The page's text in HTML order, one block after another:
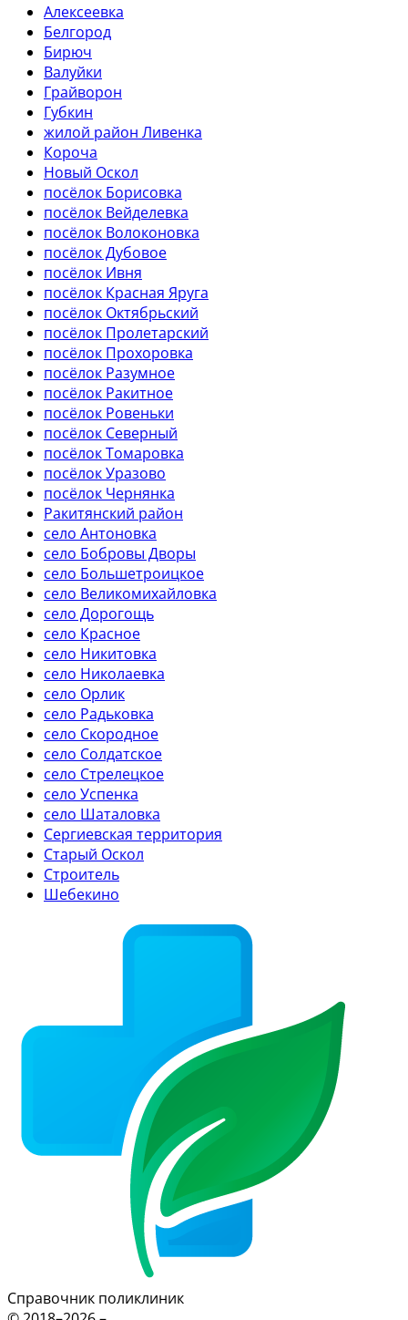
Алексеевка
Белгород
Бирюч
Валуйки
Грайворон
Губкин
жилой район Ливенка
Короча
Новый Оскол
посёлок Борисовка
посёлок Вейделевка
посёлок Волоконовка
посёлок Дубовое
посёлок Ивня
посёлок Красная Яруга
посёлок Октябрьский
посёлок Пролетарский
посёлок Прохоровка
посёлок Разумное
посёлок Ракитное
посёлок Ровеньки
посёлок Северный
посёлок Томаровка
посёлок Уразово
посёлок Чернянка
Ракитянский район
село Антоновка
село Бобровы Дворы
село Большетроицкое
село Великомихайловка
село Дорогощь
село Красное
село Никитовка
село Николаевка
село Орлик
село Радьковка
село Скородное
село Солдатское
село Стрелецкое
село Успенка
село Шаталовка
Сергиевская территория
Старый Оскол
Строитель
Шебекино
Справочник поликлиник